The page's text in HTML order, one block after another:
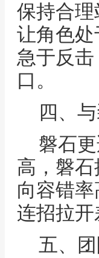
保持合
让角色
急于反
口。
四、
磐石
高，磐
向容错
连招拉
五、